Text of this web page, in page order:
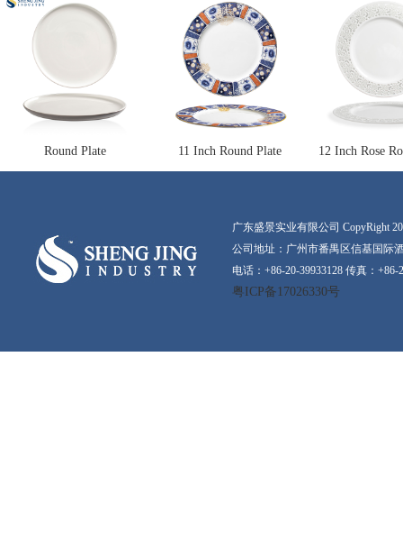
Round Plate 11 Inch Round Plate 12 Inch Rose
广东盛景实业有限公司 CopyRight
公司地址：广州市番禺区信基国际
电话：+86-20-39933128 传真：
粤ICP备17026330号